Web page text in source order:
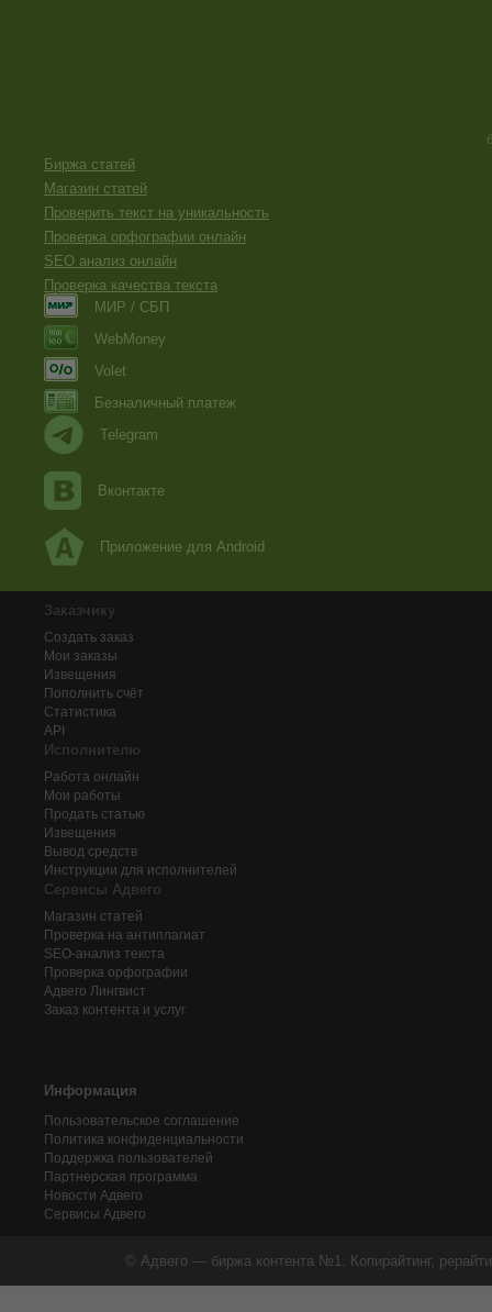
Биржа статей
Магазин статей
Проверить текст на уникальность
Проверка орфографии онлайн
SEO анализ онлайн
Проверка качества текста
МИР / СБП
WebMoney
Volet
Безналичный платеж
Telegram
Вконтакте
Приложение для Android
Заказчику
Создать заказ
Мои заказы
Извещения
Пополнить счёт
Статистика
API
Исполнителю
Работа онлайн
Мои работы
Продать статью
Извещения
Вывод средств
Инструкции для исполнителей
Сервисы Адвего
Магазин статей
Проверка на антиплагиат
SEO-анализ текста
Проверка орфографии
Адвего Лингвист
Заказ контента и услуг
Информация
Пользовательское соглашение
Политика конфиденциальности
Поддержка пользователей
Партнерская программа
Новости Адвего
Сервисы Адвего
© Адвего — биржа контента №1. Копирайтинг,